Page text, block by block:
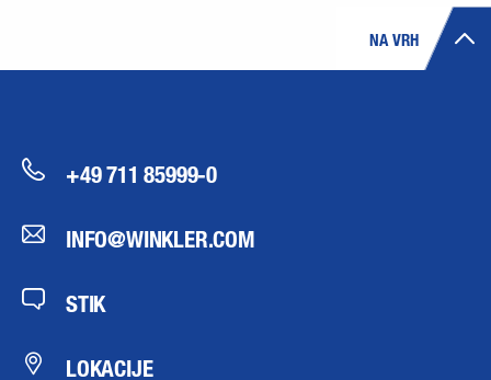
NA VRH
+49 711 85999-0
INFO@WINKLER.COM
STIK
LOKACIJE